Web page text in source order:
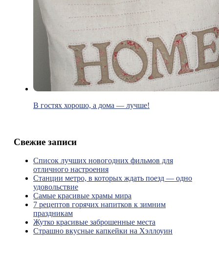
В гостях хорошо, а дома — лучше!
Свежие записи
Список лучших новогодних фильмов для
отличного настроения
Станции метро, в которых ждать поезд — одно
удовольствие
Самые красивые храмы мира
7 рецептов горячих напитков к зимним
праздникам
Жутко красивые заброшенные места
Страшно вкусные капкейки на Хэллоуин